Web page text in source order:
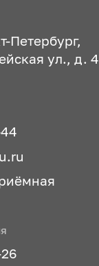
Петербург,
ул., д. 4